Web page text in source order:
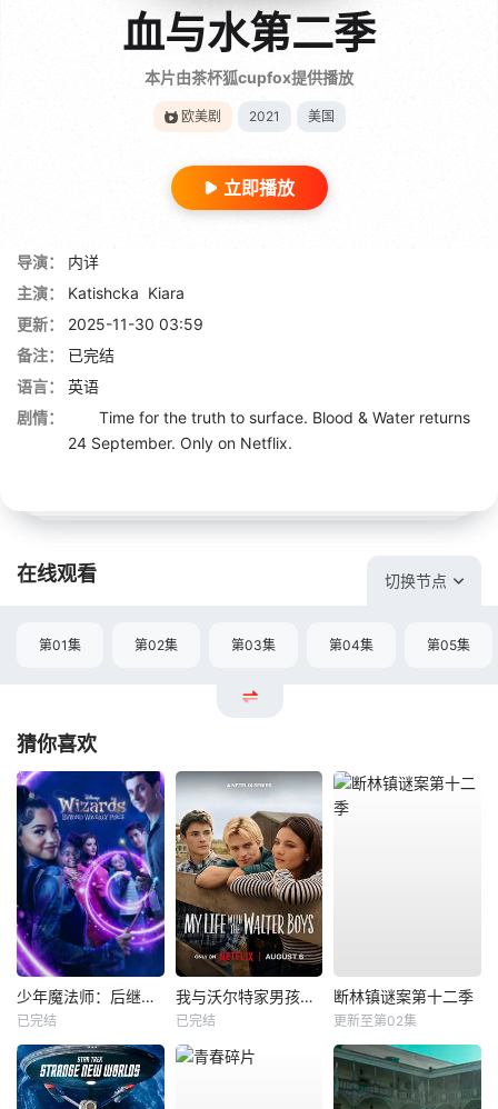
血与水第二季
本片由茶杯狐cupfox提供播放
欧美剧 2021 美国
立即播放
导演：
内详
主演：
Katishcka Kiara
更新：
2025-11-30 03:59
备注：
已完结
语言：
英语
剧情：
Time for the truth to surface. Blood & Water returns
24 September. Only on Netflix.
在线观看 切换节点
第01集 第02集 第03集 第04集 第05集
猜你喜欢
少年魔法师：后继者第三季
已完结
我与沃尔特家男孩的生活第三季
已完结
断林镇谜案第十二季
更新至第02集